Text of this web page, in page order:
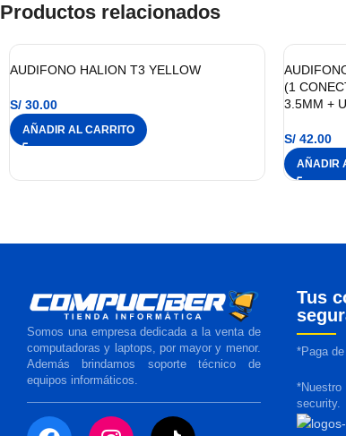
Productos relacionados
AUDIFONO HALION T3 YELLOW
S/ 30.00
AÑADIR AL CARRITO
(1
3.5MM +
S/42.00
AÑADIR
Somos una empresa dedicada a la venta de
computadoras y laptops, por mayor y menor.
Además brindamos soporte técnico de
equipos informáticos.
Tus
*Paga
security.